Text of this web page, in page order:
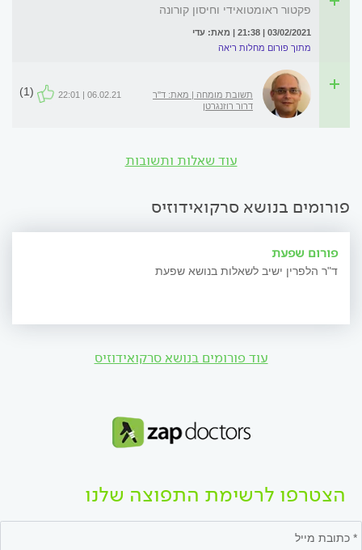
פקטור ראומטואידי וחיסון קורונה
03/02/2021 | 21:38 | מאת: עדי
מתוך פורום מחלות ריאה
תשובת מומחה | מאת: ד''ר
דרור רוזנגרטן
06.02.21 | 22:01
(1)
עוד שאלות ותשובות
פורומים בנושא סרקואידוזיס
פורום שפעת
ד"ר הלפרין ישיב לשאלות בנושא שפעת
עוד פורומים בנושא סרקואידוזיס
הצטרפו לרשימת התפוצה שלנו